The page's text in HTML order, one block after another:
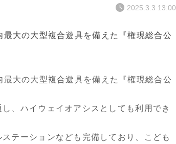
2025.3.3 13:00
大の大型複合遊具を備えた『権現総合公
大の大型複合遊具を備えた『権現総合公
、ハイウェイオアシスとしても利用でき
テーションなども完備しており、こども